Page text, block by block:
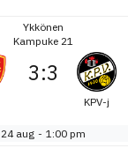
Ykkönen
Kampuke 21
3:3
KPV-j
24 aug - 1:00 pm